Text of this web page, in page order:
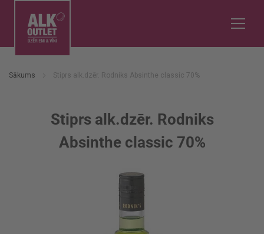
Sākums Stiprs alk.dzēr. Rodniks Absinthe classic 70%
Stiprs alk.dzēr. Rodniks
Absinthe classic 70%